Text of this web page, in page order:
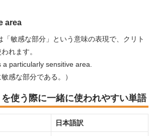
area
「敏感な部分」という意味の表現で、クリト
れます。
particularly sensitive area.
感な部分である。）
を使う際に一緒に使われやすい単語
日本語訳